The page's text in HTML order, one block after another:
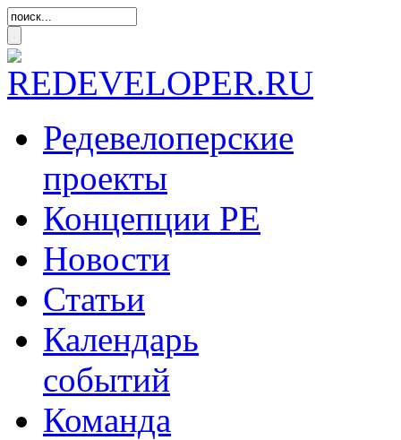
Редевелоперские
проекты
Концепции РЕ
Новости
Статьи
Календарь
событий
Команда